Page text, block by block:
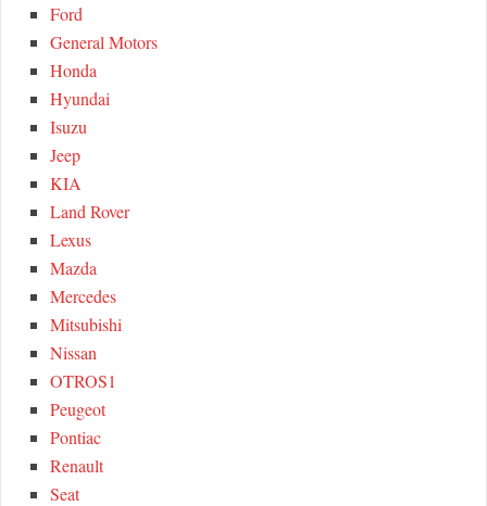
Ford
General Motors
Honda
Hyundai
Isuzu
Jeep
KIA
Land Rover
Lexus
Mazda
Mercedes
Mitsubishi
Nissan
OTROS1
Peugeot
Pontiac
Renault
Seat